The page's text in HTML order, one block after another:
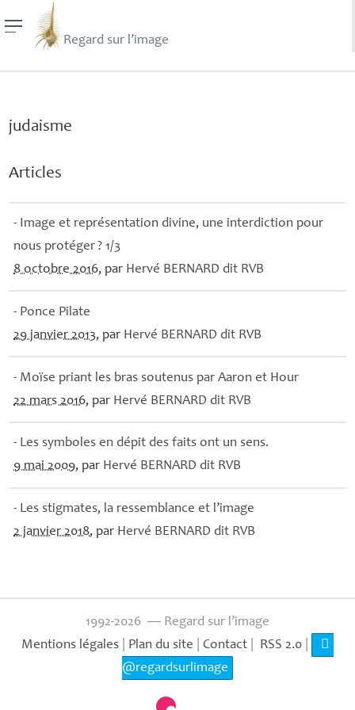
Regard sur l’image
judaisme
Articles
- Image et représentation divine, une interdiction pour
nous protéger ? 1/3
8 octobre 2016, par Hervé BERNARD dit RVB
- Ponce Pilate
29 janvier 2013, par Hervé BERNARD dit RVB
- Moïse priant les bras soutenus par Aaron et Hour
22 mars 2016, par Hervé BERNARD dit RVB
- Les symboles en dépit des faits ont un sens.
9 mai 2009, par Hervé BERNARD dit RVB
- Les stigmates, la ressemblance et l’image
2 janvier 2018, par Hervé BERNARD dit RVB
1992-2026 — Regard sur l’image
Mentions légales| Plan du site Contact RSS 2.0|
@regardsurlimage